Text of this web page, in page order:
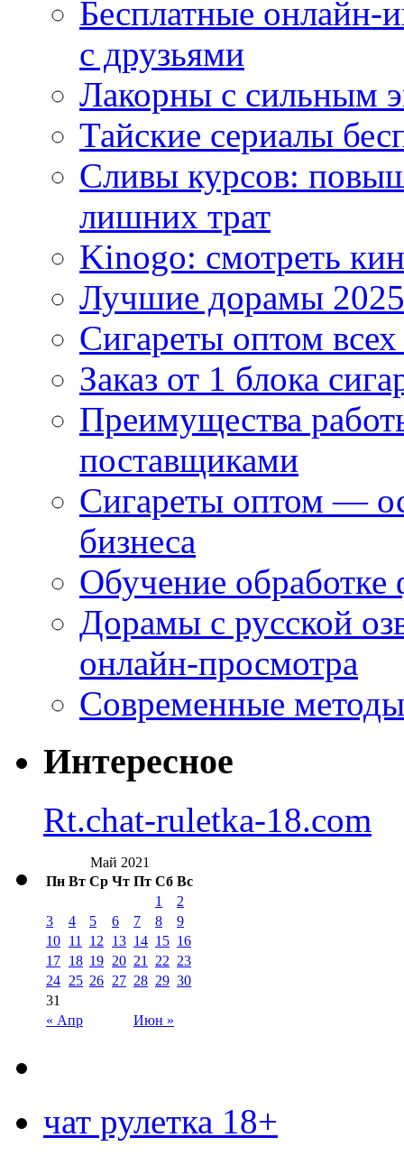
Бесплатные
с друзьями
Лакорны с сильным
Тайские сериалы
Сливы курсов:
лишних трат
Kinogo: смотреть
Лучшие дорамы
Сигареты оптом
Заказ от 1 блока
Преимущества
поставщиками
Сигареты оптом —
бизнеса
Обучение
Дорамы с русской
онлайн-просмотра
Современные
Интересное
Rt.chat-ruletka-18.com
Май 2021
Пн Вт Ср Чт Пт Сб Вс
« Апр Июн »
1
2
3
4 5 6 7 8
9
10 11 12 13 14 15 16
17 18 19 20 21 22 23
24 25 26 27 28 29 30
31
чат рулетка 18+